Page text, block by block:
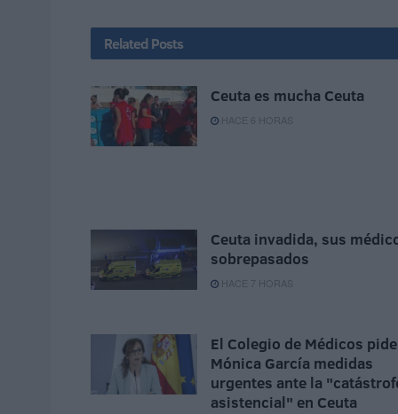
Related Posts
Ceuta es mucha Ceuta
HACE 6 HORAS
Ceuta invadida, sus
sobrepasados
HACE 7 HORAS
El Colegio de Médicos
Mónica García medidas
urgentes ante la
asistencial" en Ceuta